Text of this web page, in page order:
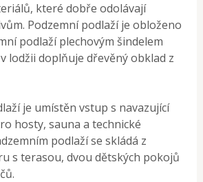
které dobře odolávají
Podzemní podlaží je obloženo
podlaží plechovým šindelem
lodžii doplňuje dřevěný obklad z
je umístěn vstup s navazující
hosty, sauna a technické
podlaží se skládá z
s terasou, dvou dětských pokojů